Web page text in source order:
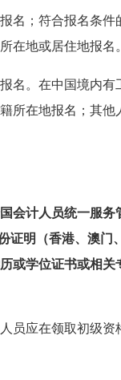
名；符合报名条件
在地或居住地报名
名。在中国境内有
所在地报名；其他
会计人员统一服务
证明（香港、澳门
或学位证书或相关
员应在领取初级资